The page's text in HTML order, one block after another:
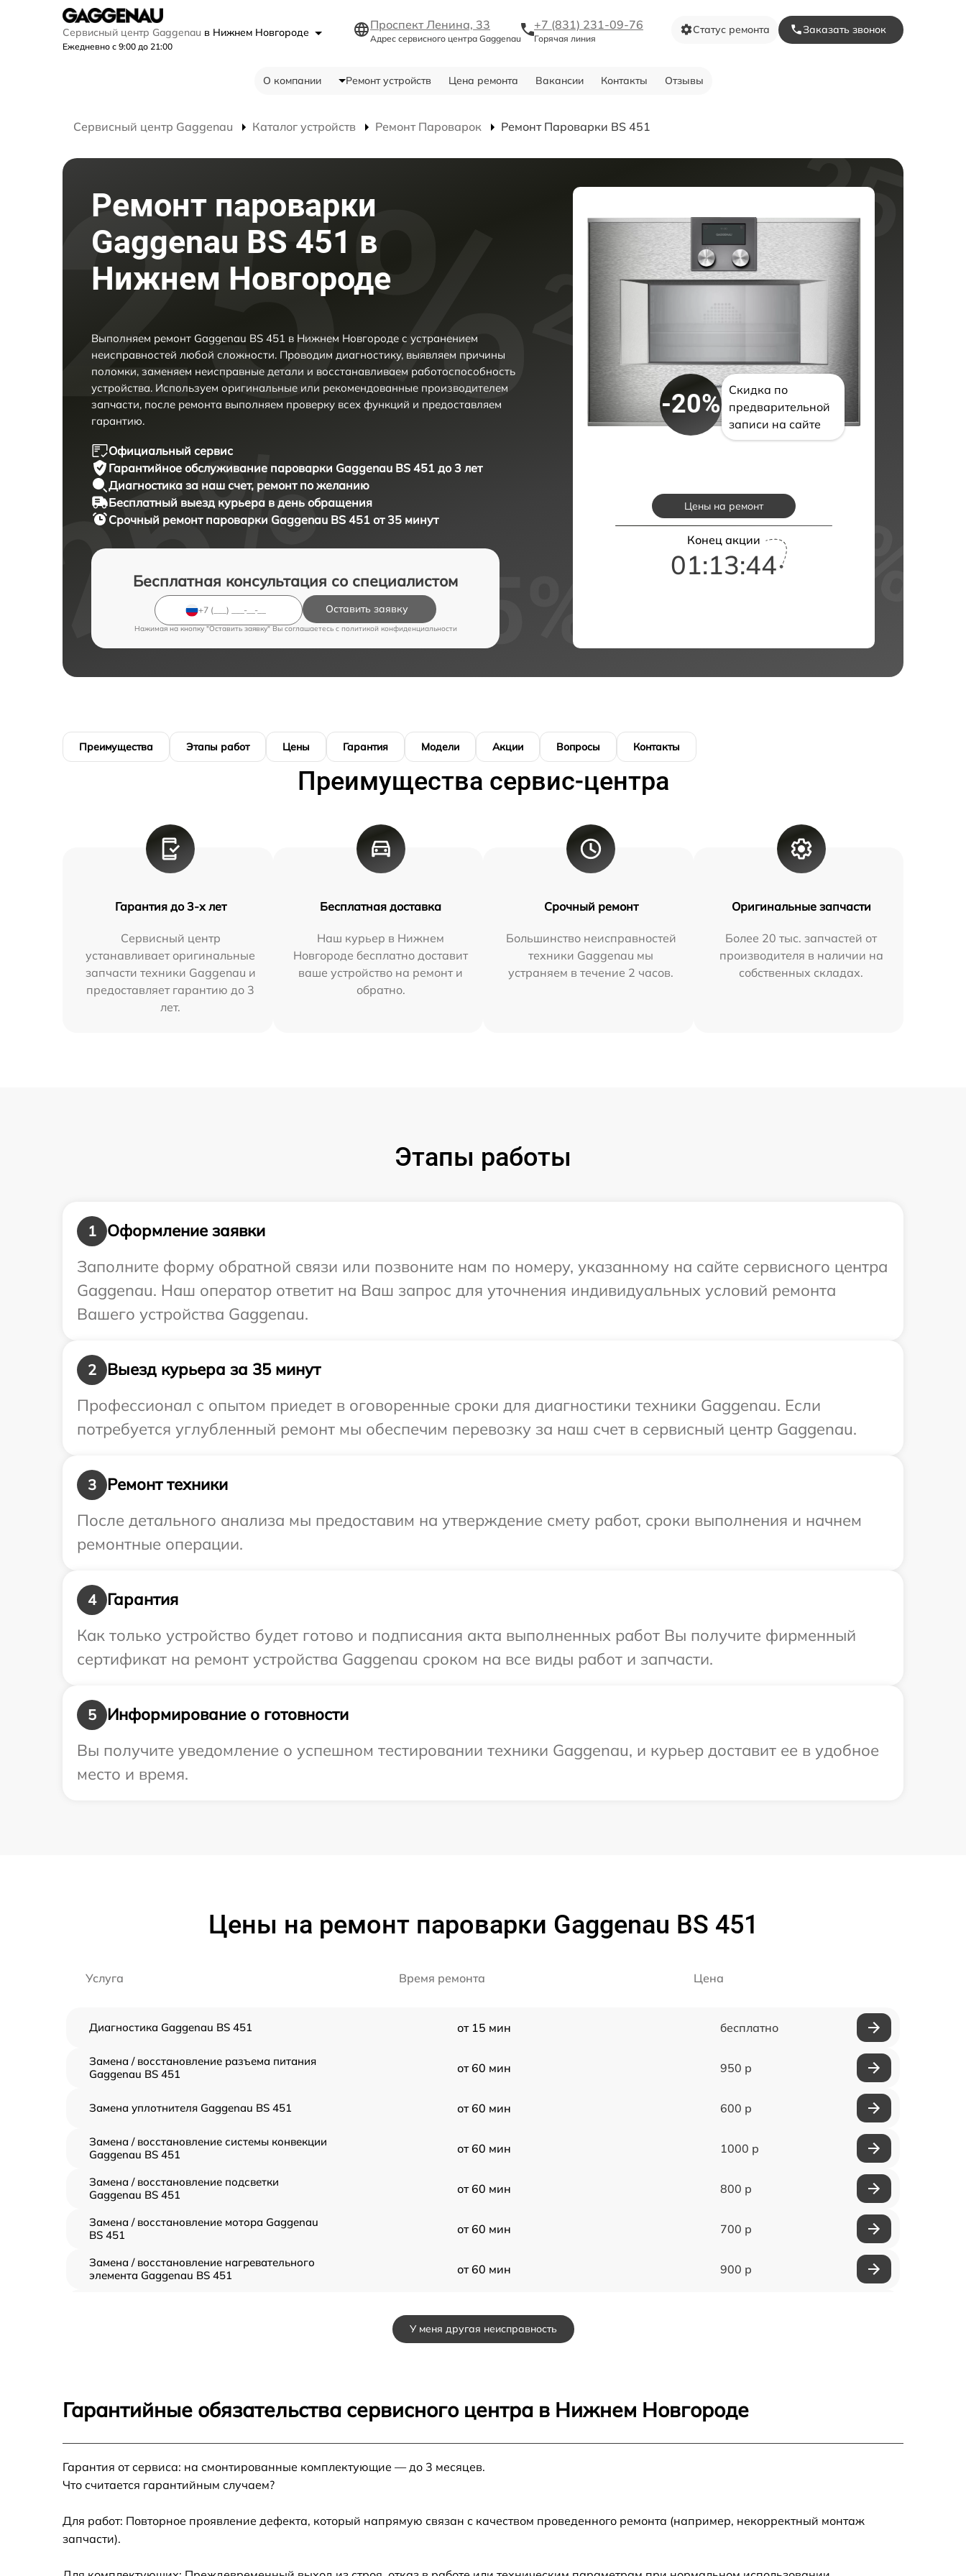
Сервисный центр Gaggenau в Нижнем Новгороде
Ежедневно с 9:00 до 21:00
Проспект Ленина, 33
Адрес сервисного центра Gaggenau
+7 (831) 231-09-76
Горячая линия
Статус ремонта Заказать звонок
О компании Ремонт устройств Цена ремонта Вакансии Контакты Отзывы
Сервисный центр Gaggenau Каталог устройств Ремонт Пароварок Ремонт Пароварки BS 451
Ремонт пароварки
Gaggenau BS 451 в
Нижнем Новгороде
Выполняем ремонт Gaggenau BS 451 в Нижнем Новгороде с устранением
неисправностей любой сложности. Проводим диагностику, выявляем причины
поломки, заменяем неисправные детали и восстанавливаем работоспособность
устройства. Используем оригинальные или рекомендованные производителем
запчасти, после ремонта выполняем проверку всех функций и предоставляем
гарантию.
Официальный сервис
Гарантийное обслуживание пароварки Gaggenau BS 451 до 3 лет
Диагностика за наш счет, ремонт по желанию
Бесплатный выезд курьера в день обращения
Срочный ремонт пароварки Gaggenau BS 451 от 35 минут
Бесплатная консультация со специалистом
Оставить заявку
Нажимая на кнопку "Оставить заявку" Вы соглашаетесь c политикой конфиденциальности
-20%
Скидка по
предварительной
записи на сайте
Цены на ремонт
Конец акции
01:13:43
Преимущества Этапы работ Цены Гарантия Модели Акции Вопросы Контакты
Преимущества сервис-центра
Гарантия до 3-х лет
Сервисный центр
устанавливает оригинальные
запчасти техники Gaggenau и
предоставляет гарантию до 3
лет.
Бесплатная доставка
Наш курьер в Нижнем
Новгороде бесплатно доставит
ваше устройство на ремонт и
обратно.
Срочный ремонт
Большинство неисправностей
техники Gaggenau мы
устраняем в течение 2 часов.
Оригинальные запчасти
Более 20 тыс. запчастей от
производителя в наличии на
собственных складах.
Этапы работы
1
Оформление заявки
Заполните форму обратной связи или позвоните нам по номеру, указанному на сайте сервисного центра
Gaggenau. Наш оператор ответит на Ваш запрос для уточнения индивидуальных условий ремонта
Вашего устройства Gaggenau.
2
Выезд курьера за 35 минут
Профессионал с опытом приедет в оговоренные сроки для диагностики техники Gaggenau. Если
потребуется углубленный ремонт мы обеспечим перевозку за наш счет в сервисный центр Gaggenau.
3
Ремонт техники
После детального анализа мы предоставим на утверждение смету работ, сроки выполнения и начнем
ремонтные операции.
4
Гарантия
Как только устройство будет готово и подписания акта выполненных работ Вы получите фирменный
сертификат на ремонт устройства Gaggenau сроком на все виды работ и запчасти.
5
Информирование о готовности
Вы получите уведомление о успешном тестировании техники Gaggenau, и курьер доставит ее в удобное
место и время.
Цены на ремонт пароварки Gaggenau BS 451
Услуга Время ремонта Цена
Диагностика Gaggenau BS 451 от 15 мин бесплатно
Замена / восстановление разъема питания
Gaggenau BS 451
от 60 мин 950 р
Замена уплотнителя Gaggenau BS 451 от 60 мин 600 р
Замена / восстановление системы конвекции
Gaggenau BS 451
от 60 мин 1000 р
Замена / восстановление подсветки
Gaggenau BS 451
от 60 мин 800 р
Замена / восстановление мотора Gaggenau
BS 451
от 60 мин 700 р
Замена / восстановление нагревательного
элемента Gaggenau BS 451
от 60 мин 900 р
Замена кнопок (1шт) Gaggenau BS 451 от 60 мин
У меня другая неисправность
Гарантийные обязательства сервисного центра в Нижнем Новгороде
Гарантия от сервиса: на смонтированные комплектующие — до 3 месяцев.
Что считается гарантийным случаем?
Для работ: Повторное проявление дефекта, который напрямую связан с качеством проведенного ремонта (например, некорректный монтаж
запчасти).